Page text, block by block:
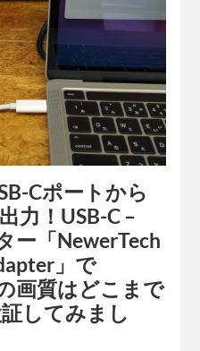
Cポートから
力！USB-C –
ー「NewerTech
」で
画質はどこまで
してみまし